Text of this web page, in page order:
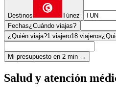
Destinos
Túnez
Fechas¿Cuándo viajas?
¿Quién viaja?1 viajero18 viajeros
Mi presupuesto en 2 min →
Salud y atención